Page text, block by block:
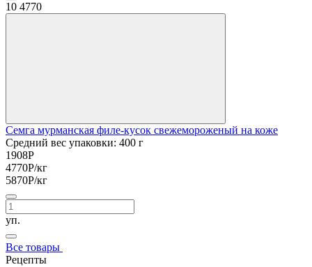
10 4770
Семга мурманская филе-кусок свежемороженый на коже
Средний вес упаковки: 400 г
1908Р
4770Р/кг
5870Р/кг
уп.
Все товары
Рецепты